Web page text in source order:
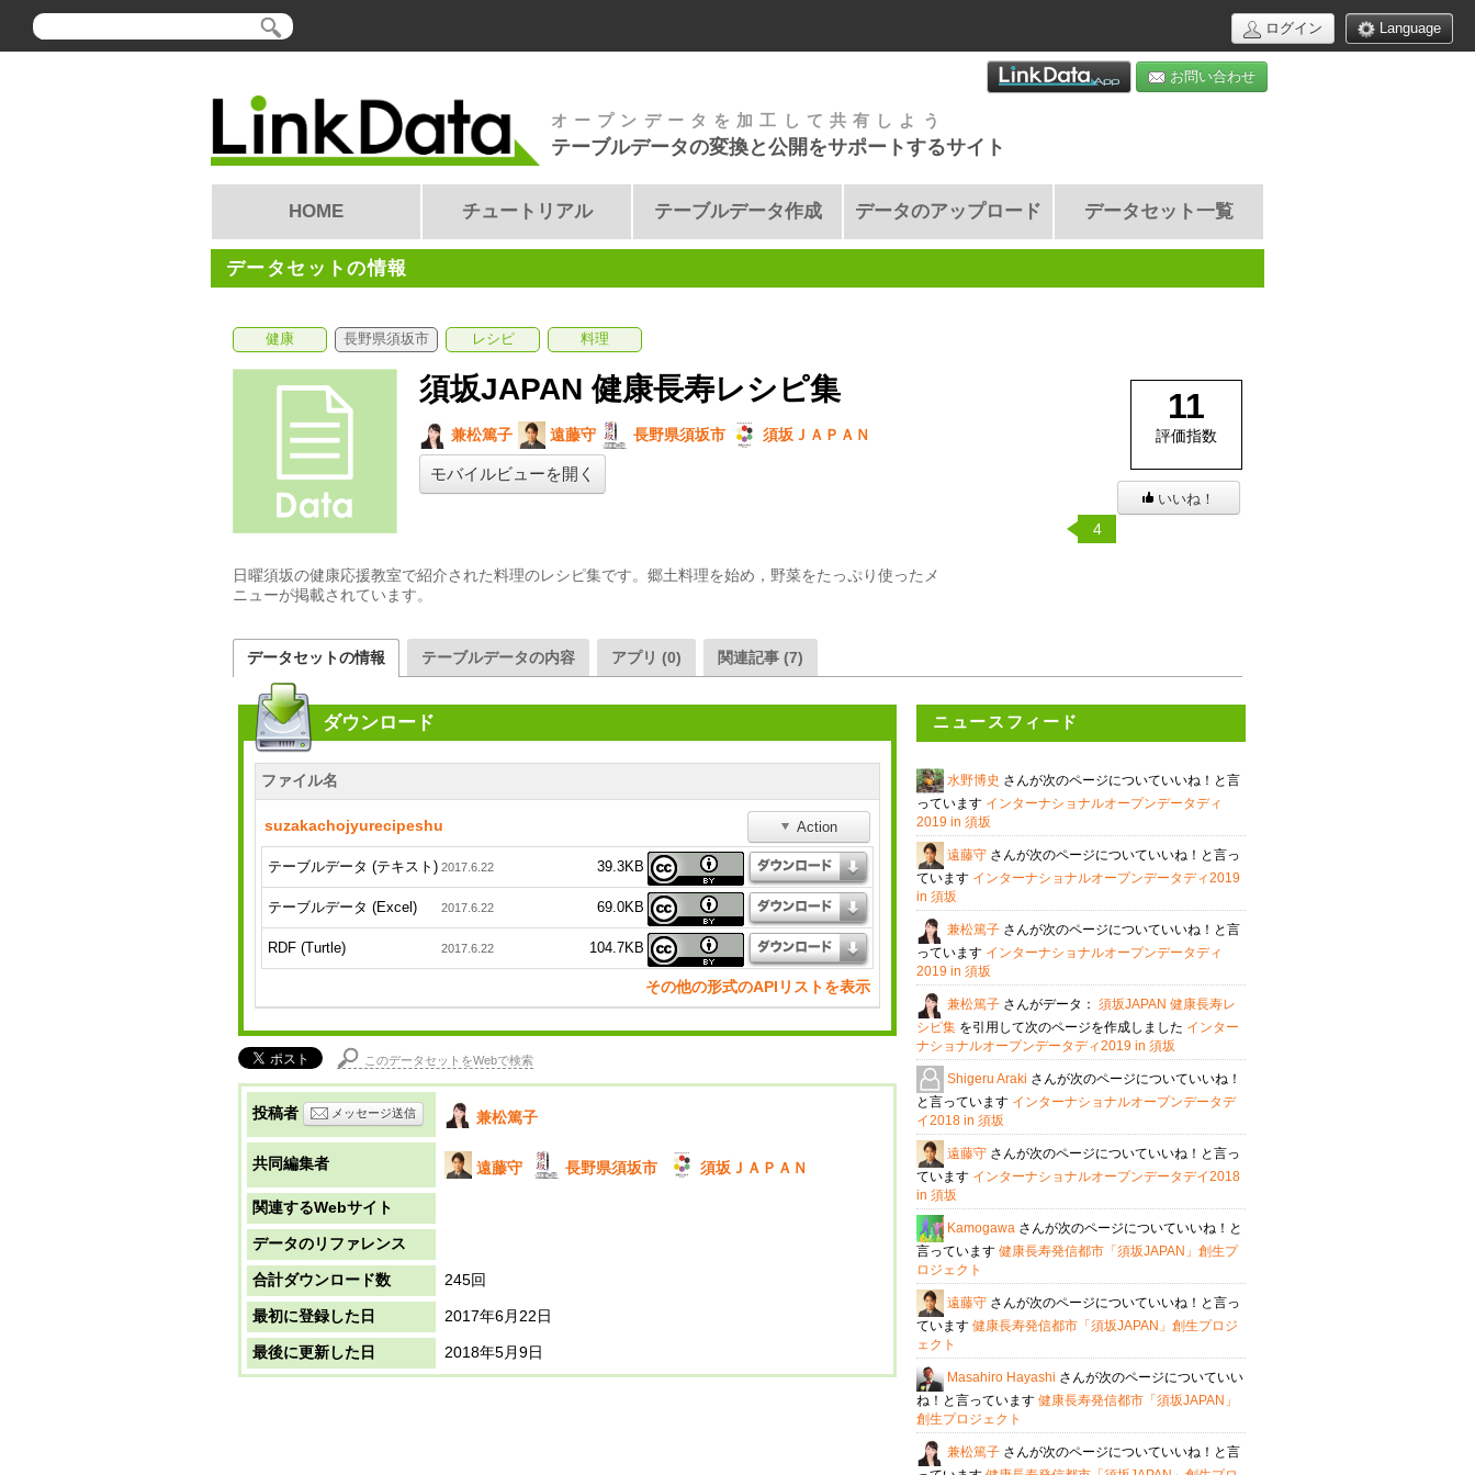
Language
ログイン
お問い合わせ
オープンデータを加工して共有しよう
テーブルデータの変換と公開をサポートするサイト
HOME チュートリアル テーブルデータ作成 データのアップロード データセット一覧
データセットの情報
健康 長野県須坂市 レシピ 料理
須坂JAPAN 健康長寿レシピ集
兼松篤子 遠藤守 長野県須坂市 須坂ＪＡＰＡＮ
モバイルビューを開く
日曜須坂の健康応援教室で紹介された料理のレシピ集です。郷土料理を始め，野菜をたっぷり使ったメ
ニューが掲載されています。
11
評価指数
いいね！
4
データセットの情報 テーブルデータの内容 アプリ (0) 関連記事 (7)
ダウンロード
ファイル名
suzakachojyurecipeshu Action
テーブルデータ (テキスト) 2017.6.22 39.3KB
テーブルデータ (Excel) 2017.6.22 69.0KB
RDF (Turtle) 2017.6.22 104.7KB
その他の形式のAPIリストを表示
このデータセットをWebで検索
投稿者 メッセージ送信 兼松篤子
共同編集者 遠藤守 長野県須坂市 須坂ＪＡＰＡＮ
関連するWebサイト
データのリファレンス
合計ダウンロード数 245回
最初に登録した日 2017年6月22日
最後に更新した日 2018年5月9日
ニュースフィード
水野博史 さんが次のページについていいね！と言
っています インターナショナルオープンデータディ
2019 in 須坂
遠藤守 さんが次のページについていいね！と言っ
ています インターナショナルオープンデータディ2019
in 須坂
兼松篤子 さんが次のページについていいね！と言
っています インターナショナルオープンデータディ
2019 in 須坂
兼松篤子 さんがデータ： 須坂JAPAN 健康長寿レ
シピ集 を引用して次のページを作成しました インター
ナショナルオープンデータディ2019 in 須坂
Shigeru Araki さんが次のページについていいね！
と言っています インターナショナルオープンデータデ
イ2018 in 須坂
遠藤守 さんが次のページについていいね！と言っ
ています インターナショナルオープンデータデイ2018
in 須坂
Kamogawa さんが次のページについていいね！と
言っています 健康長寿発信都市「須坂JAPAN」創生プ
ロジェクト
遠藤守 さんが次のページについていいね！と言っ
ています 健康長寿発信都市「須坂JAPAN」創生プロジ
ェクト
Masahiro Hayashi さんが次のページについていい
ね！と言っています 健康長寿発信都市「須坂JAPAN」
創生プロジェクト
兼松篤子 さんが次のページについていいね！と言